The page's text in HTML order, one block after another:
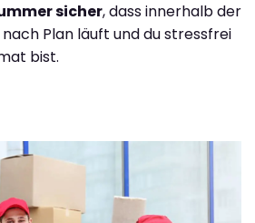
sicher, dass innerhalb der
Plan läuft und du stressfrei
bist.